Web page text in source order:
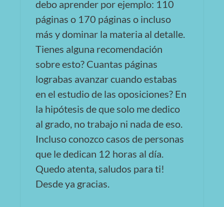
debo aprender por ejemplo: 110
páginas o 170 páginas o incluso
más y dominar la materia al detalle.
Tienes alguna recomendación
sobre esto? Cuantas páginas
lograbas avanzar cuando estabas
en el estudio de las oposiciones? En
la hipótesis de que solo me dedico
al grado, no trabajo ni nada de eso.
Incluso conozco casos de personas
que le dedican 12 horas al día.
Quedo atenta, saludos para ti!
Desde ya gracias.